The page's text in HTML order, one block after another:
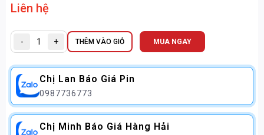
Liên hệ
- + THÊM VÀO GIỎ MUA NGAY
Chị Lan Báo Giá Pin
0987736773
Chị Minh Báo Giá Hàng Hải